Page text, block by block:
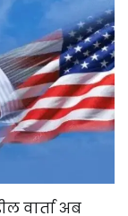
वार्ता अब